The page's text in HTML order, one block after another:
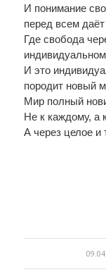
И понимание
перед всем
Где свобода
И это
породит новый
Мир полный
Не к каждому, а
А через целое и
/